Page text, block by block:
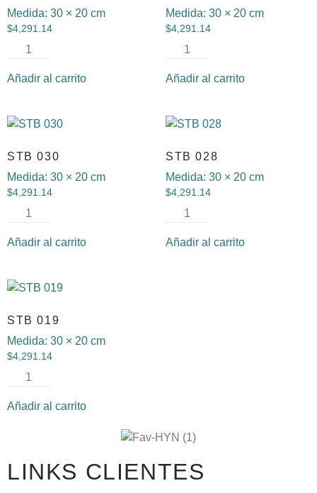
Medida: 30 × 20 cm
$4,291.14
Añadir al carrito
Medida: 30 × 20 cm
$4,291.14
Añadir al carrito
STB 030
Medida: 30 × 20 cm
$4,291.14
Añadir al carrito
STB 028
Medida: 30 × 20 cm
$4,291.14
Añadir al carrito
STB 019
Medida: 30 × 20 cm
$4,291.14
Añadir al carrito
LINKS CLIENTES